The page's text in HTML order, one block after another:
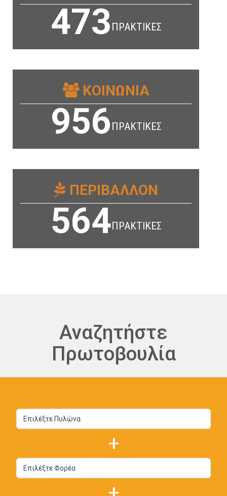
473 ΠΡΑΚΤΙΚΕΣ
ΚΟΙΝΩΝΙΑ
956 ΠΡΑΚΤΙΚΕΣ
ΠΕΡΙΒΑΛΛΟΝ
564ΠΡΑΚΤΙΚΕΣ
Αναζητήστε
Πρωτοβουλία
+